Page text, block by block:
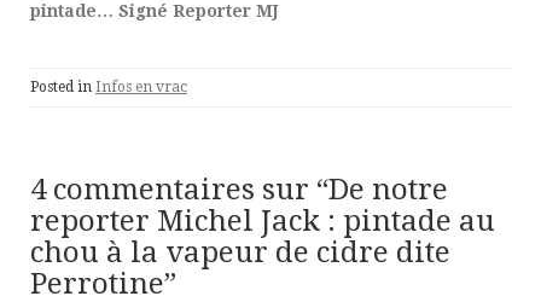
pintade… Signé Reporter MJ
Posted in Infos en vrac
4 commentaires sur “De notre
reporter Michel Jack : pintade au
chou à la vapeur de cidre dite
Perrotine”